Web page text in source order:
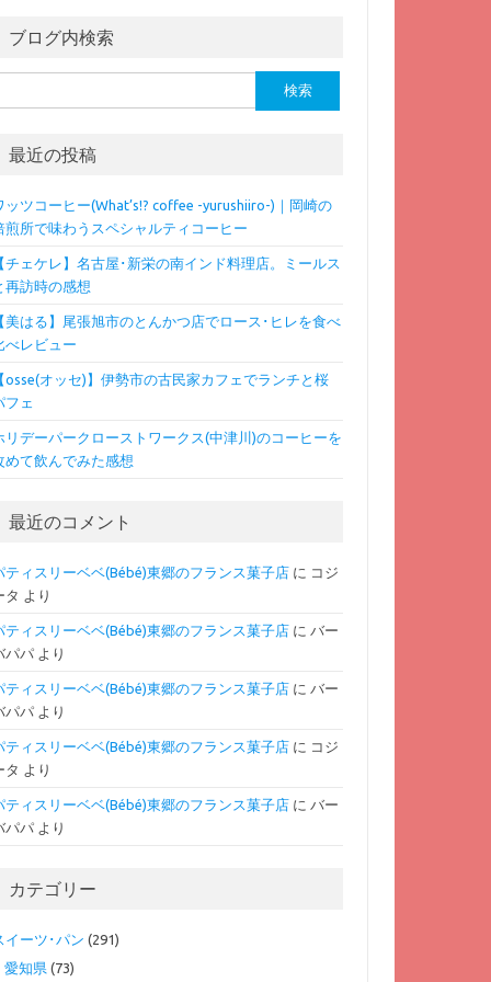
ブログ内検索
:
最近の投稿
ッツコーヒー(What’s!? coffee -yurushiiro-)｜岡崎の
煎所で味わうスペシャルティコーヒー
チェケレ】名古屋･新栄の南インド料理店。ミールス
再訪時の感想
美はる】尾張旭市のとんかつ店でロース･ヒレを食べ
べレビュー
osse(オッセ)】伊勢市の古民家カフェでランチと桜
フェ
リデーパークローストワークス(中津川)のコーヒーを
めて飲んでみた感想
最近のコメント
ティスリーベベ(Bébé)東郷のフランス菓子店に コジ
タ より
ティスリーベベ(Bébé)東郷のフランス菓子店に バー
パパより
ティスリーベベ(Bébé)東郷のフランス菓子店に バー
パパより
ティスリーベベ(Bébé)東郷のフランス菓子店に コジ
タ より
ティスリーベベ(Bébé)東郷のフランス菓子店に バー
パパより
カテゴリー
イーツ･パン (291)
愛知県(73)